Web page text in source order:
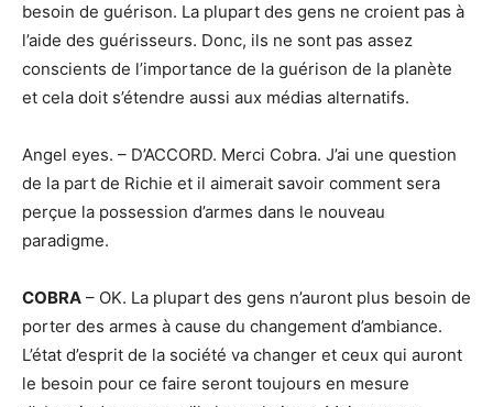
besoin de guérison. La plupart des gens ne croient pas à
l’aide des guérisseurs. Donc, ils ne sont pas assez
conscients de l’importance de la guérison de la planète
et cela doit s’étendre aussi aux médias alternatifs.
Angel eyes. – D’ACCORD. Merci Cobra. J’ai une question
de la part de Richie et il aimerait savoir comment sera
perçue la possession d’armes dans le nouveau
paradigme.
COBRA – OK. La plupart des gens n’auront plus besoin de
porter des armes à cause du changement d’ambiance.
L’état d’esprit de la société va changer et ceux qui auront
le besoin pour ce faire seront toujours en mesure